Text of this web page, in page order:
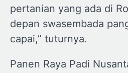
pertanian yang ada di
depan swasembada
capai,” tuturnya.
Panen Raya Padi